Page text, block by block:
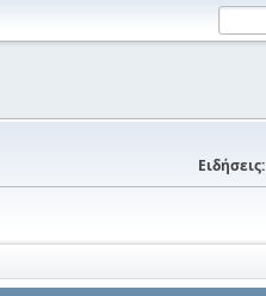
Ειδήσεις: